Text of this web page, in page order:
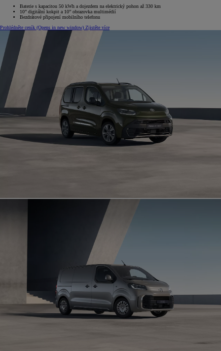
Baterie s kapacitou 50 kWh a dojezdem na elektrický pohon až 330 km
10” digitální kokpit a 10” obrazovka multimédií
Bezdrátové připojení mobilního telefonu
Prohlédněte ceník (Opens in new window) Zjistěte více